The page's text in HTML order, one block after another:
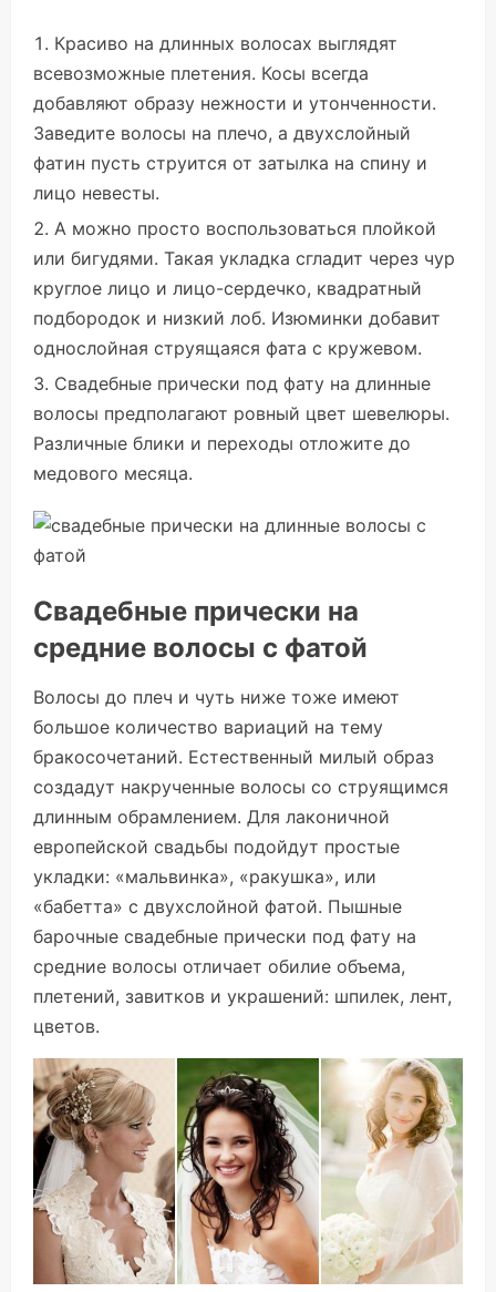
Красиво на длинных волосах выглядят
всевозможные плетения. Косы всегда
добавляют образу нежности и утонченности.
Заведите волосы на плечо, а двухслойный
фатин пусть струится от затылка на спину и
лицо невесты.
А можно просто воспользоваться плойкой
или бигудями. Такая укладка сгладит через чур
круглое лицо и лицо-сердечко, квадратный
подбородок и низкий лоб. Изюминки добавит
однослойная струящаяся фата с кружевом.
Свадебные прически под фату на длинные
волосы предполагают ровный цвет шевелюры.
Различные блики и переходы отложите до
медового месяца.
Свадебные прически на
средние волосы с фатой
Волосы до плеч и чуть ниже тоже имеют
большое количество вариаций на тему
бракосочетаний. Естественный милый образ
создадут накрученные волосы со струящимся
длинным обрамлением. Для лаконичной
европейской свадьбы подойдут простые
укладки: «мальвинка», «ракушка», или
«бабетта» с двухслойной фатой. Пышные
барочные свадебные прически под фату на
средние волосы отличает обилие объема,
плетений, завитков и украшений: шпилек, лент,
цветов.